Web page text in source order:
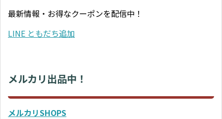
最新情報・お得なクーポンを配信中！
LINE ともだち追加
メルカリ出品中！
メルカリSHOPS